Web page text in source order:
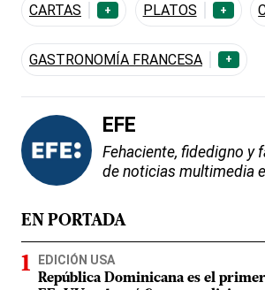
CARTAS + PLATOS +
GASTRONOMÍA FRANCESA +
EFE
Fehaciente, fidedigno y
de noticias multimedia
EN PORTADA
EDICIÓN USA
República Dominicana es el